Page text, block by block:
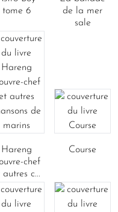
tome 6
de la mer
sale
Hareng
chef
autres c...
Course